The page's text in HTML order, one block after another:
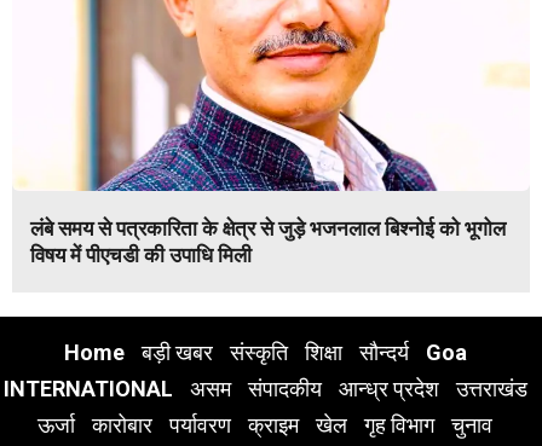
लंबे समय से पत्रकारिता के क्षेत्र से जुड़े भजनलाल बिश्नोई को भूगोल
विषय में पीएचडी की उपाधि मिली
Home बड़ी खबर संस्कृति शिक्षा सौन्दर्य
Goa
INTERNATIONAL
असम संपादकीय आन्ध्र प्रदेश
उत्तराखंड
ऊर्जा
कारोबार पर्यावरण क्राइम खेल गृह विभाग
चुनाव